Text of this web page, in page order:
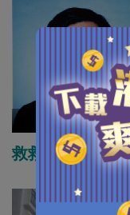
嚴建平
救救杏花邨